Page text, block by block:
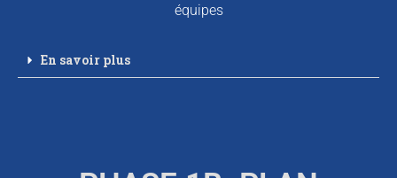
équipes
En savoir plus